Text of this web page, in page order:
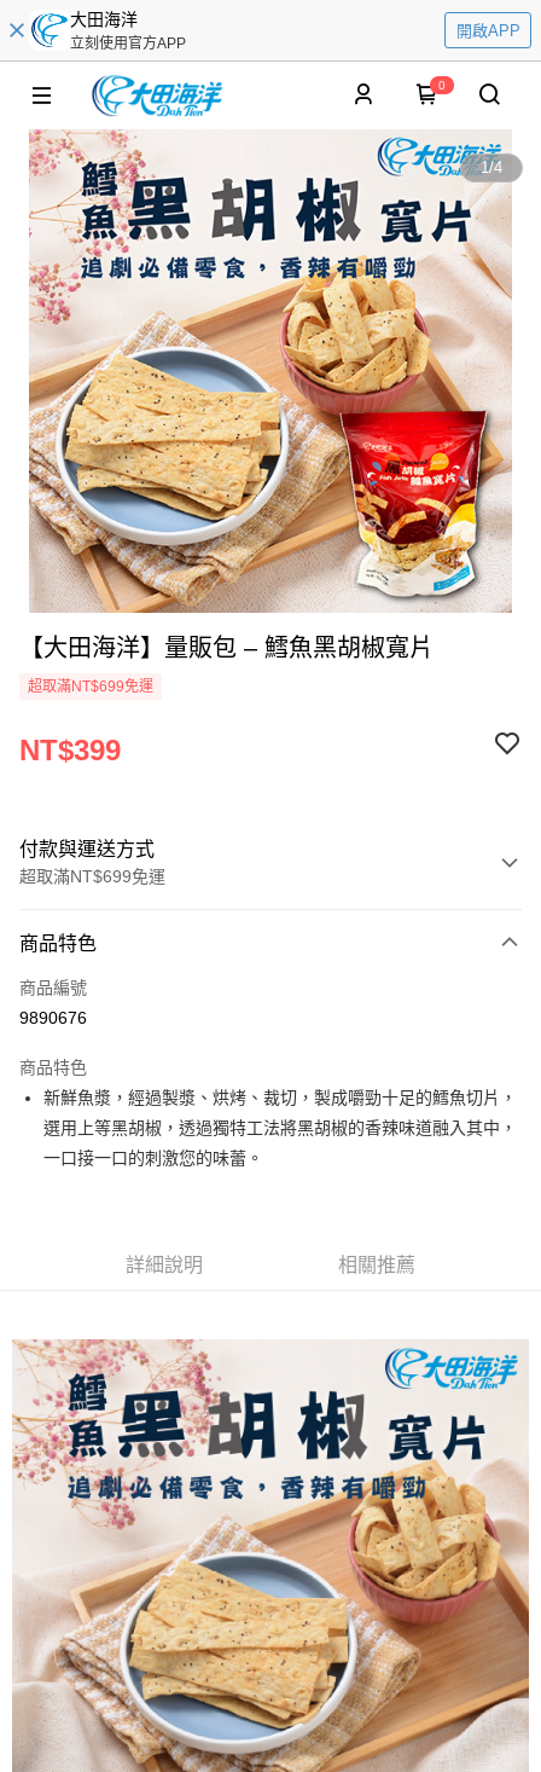
大田海洋
立刻使用官方APP
開啟APP
0
1/4
【大田海洋】量販包 – 鱈魚黑胡椒寬片
超取滿NT$699免運
NT$399
付款與運送方式
超取滿NT$699免運
信用卡一次付款
超商取貨付款
Apple Pay
街口支付
AFTEE先享後付
AFTEE先享後付是「在收到商品之後才付款」的支付方式。 讓您購物簡單
便利好安心！
１．簡單：不需註冊會員、不需綁卡、不需儲值。
２．便利：只要手機號碼，簡訊認證，即可結帳。
３．安心：先確認商品／服務後，再付款。
【「AFTEE先享後付」結帳流程】
１．於結帳方式選擇「AFTEE先享後付」後，將跳轉至「AFTEE先享後付」
結帳頁面，進行簡訊認證並確認金額後，即可完成結帳。
２．訂單成立數日內，您將收到繳費通知簡訊。
３．收到繳費通知簡訊後14天內，點擊此簡訊中的連結，可透過四大超商／
ATM／網路銀行／等多元方式進行付款，方視為交易完成。
※ 請注意：結帳手續完成當下不需立刻繳費，但若您需要取消訂單，請聯絡
購買商品的店家。未經商家同意取消之訂單仍視為有效，需透過AFTEE先享
後付繳納相關費用。
※ 交易是否成功請以「AFTEE先享後付 」之結帳頁面顯示為準，若有關於
是否繳費成功／繳費後需取消欲退款等相關疑問，請聯繫「AFTEE先享後付
客戶支援中心」https://netprotections.freshdesk.com/support/home
ATM付款
運送方式
全家取貨付款
每筆NT$60，滿NT$699(含以上)免運費
付款後全家取貨
每筆NT$60，滿NT$699(含以上)免運費
7-11取貨付款
每筆NT$60，滿NT$699(含以上)免運費
付款後7-11取貨
每筆NT$60，滿NT$699(含以上)免運費
宅配
商品特色
商品編號
9890676
商品特色
新鮮魚漿，經過製漿、烘烤、裁切，製成嚼勁十足的鱈魚切片，
選用上等黑胡椒，透過獨特工法將黑胡椒的香辣味道融入其中，
一口接一口的刺激您的味蕾。
詳細說明 相關推薦